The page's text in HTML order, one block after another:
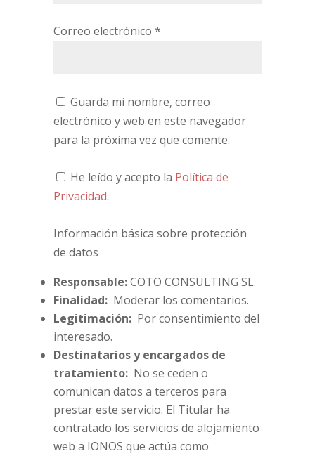
Correo electrónico *
Guarda mi nombre, correo
electrónico y web en este navegador
para la próxima vez que comente.
He leído y acepto la Política de
Privacidad.
Información básica sobre protección
de datos
Responsable:COTO CONSULTING SL.
Finalidad:Moderar los comentarios.
Legitimación:Por consentimiento del
interesado.
Destinatarios y encargados de
tratamiento:No se ceden o
comunican datos a terceros para
prestar este servicio. El Titular ha
contratado los servicios de alojamiento
web a IONOS que actúa como